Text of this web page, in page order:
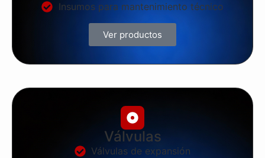
Insumos para mantenimiento técnico
Ver productos
Válvulas
Válvulas de expansión